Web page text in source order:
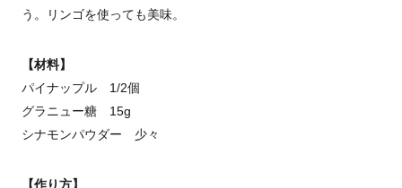
う。リンゴを使っても美味。
【材料】
パイナップル 1/2個
グラニュー糖 15g
シナモンパウダー 少々
【作り方】